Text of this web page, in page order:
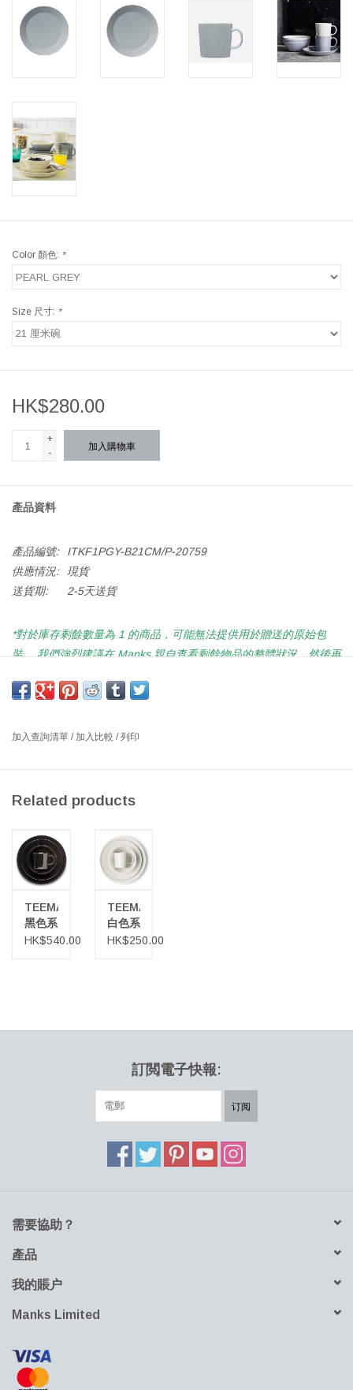
Color 顏色: *
Size 尺寸: *
HK$280.00
+
-
加入購物車
產品資料
產品編號:
ITKF1PGY-B21CM/P-20759
供應情況:
現貨
送貨期:
2-5天送貨
*對於庫存剩餘數量為 1 的商品，可能無法提供用於贈送的原始包
裝。 我們強烈建議在 Manks 親自查看剩餘物品的整體狀況，然後再
*如遇缺貨，請加入查詢訂單
尺寸: 水杯 0.3升, 15厘米及21厘米碗, 17厘米、21厘米及26厘米平
通用的Teema系列提供功能性，耐用性和精緻性的無窮組合。
芬蘭標誌性設計師Kaj Franck使用三種簡單的形式創建了心愛的
Teema系列：圓形、正方形和矩形。 用途廣泛，功能強大，經久耐
用和有着精緻無窮的組合。 這就是选择它們的原因。 Teema是極簡
黑色帶來即刻的精緻。 與Teema系列中的相同顏色或其他顏色混合
搭配。可收藏一套Teema系列。是绝佳的的婚禮或喬遷禮物。
加入查詢清單 / 加入比較 /列印
Related products
TEEMA
黑色系
列餐具
HK$540.00
TEEMA
白色系
列餐具
HK$250.00
訂閲電子快報:
订阅
需要協助？
產品
我的賬户
Manks Limited